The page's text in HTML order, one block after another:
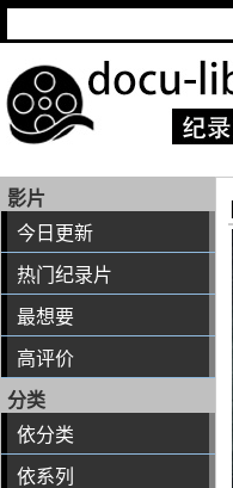
影片
今日更新
热门纪录片
最想要
高评价
分类
依分类
依系列